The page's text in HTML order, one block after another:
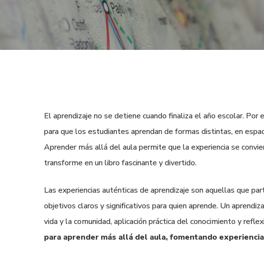
El aprendizaje no se detiene cuando finaliza el año escolar. Por
para que los estudiantes aprendan de formas distintas, en
Aprender más allá del aula permite que la experiencia se
transforme en un libro fascinante y divertido.
Las experiencias auténticas de aprendizaje son aquellas que
objetivos claros y significativos para quien aprende. Un
vida y la comunidad, aplicación práctica del conocimiento y
para aprender más allá del aula, fomentando